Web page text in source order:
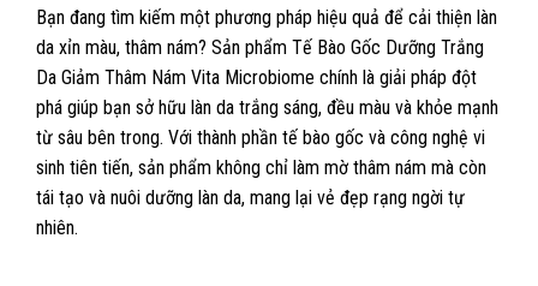
Bạn đang tìm kiếm một phương pháp hiệu quả để cải thiện làn
da xỉn màu, thâm nám? Sản phẩm Tế Bào Gốc Dưỡng Trắng
Da Giảm Thâm Nám Vita Microbiome chính là giải pháp đột
phá giúp bạn sở hữu làn da trắng sáng, đều màu và khỏe mạnh
từ sâu bên trong. Với thành phần tế bào gốc và công nghệ vi
sinh tiên tiến, sản phẩm không chỉ làm mờ thâm nám mà còn
tái tạo và nuôi dưỡng làn da, mang lại vẻ đẹp rạng ngời tự
nhiên.